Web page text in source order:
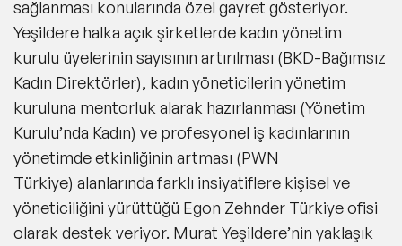
sağlanması konularında özel gayret gösteriyor.
Yeşildere halka açık şirketlerde kadın yönetim
kurulu üyelerinin sayısının artırılması (BKD-Bağımsız
Kadın Direktörler), kadın yöneticilerin yönetim
kuruluna mentorluk alarak hazırlanması (Yönetim
Kurulu’nda Kadın) ve profesyonel iş kadınlarının
yönetimde etkinliğinin artması (PWN
Türkiye) alanlarında farklı insiyatiflere kişisel ve
yöneticiliğini yürüttüğü Egon Zehnder Türkiye ofisi
olarak destek veriyor. Murat Yeşildere’nin yaklaşık